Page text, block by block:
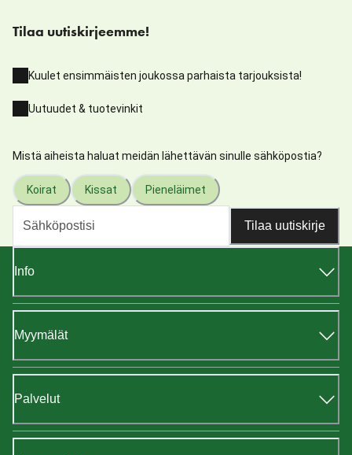
Tilaa uutiskirjeemme!
Kuulet ensimmäisten joukossa parhaista tarjouksista!
Uutuudet & tuotevinkit
Mistä aiheista haluat meidän lähettävän sinulle sähköpostia?
Koirat Kissat Pieneläimet
Tilaa uutiskirje
Info
Myymälät
Palvelut